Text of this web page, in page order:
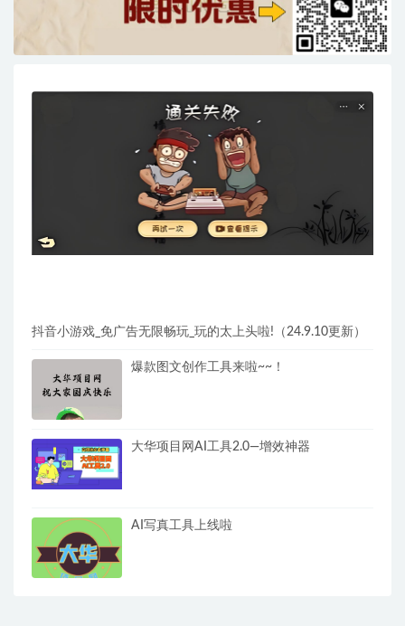
抖音小游戏_免广告无限畅玩_玩的太上头啦!（24.9.10更新）
爆款图文创作工具来啦~~！
大华项目网AI工具2.0—增效神器
AI写真工具上线啦